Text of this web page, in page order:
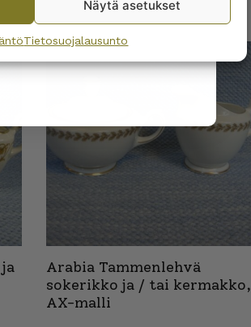
Näytä asetukset
Tietosuojalausunto
Arabia Tammenlehvä
sokerikko ja / tai kermakko,
AX-malli
you consent to receiving messages from
that you have read and accepted